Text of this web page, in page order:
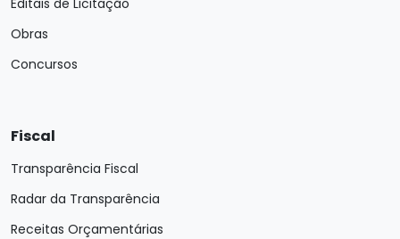
Editais de Licitação
Obras
Concursos
Fiscal
Transparência Fiscal
Radar da Transparência
Receitas Orçamentárias